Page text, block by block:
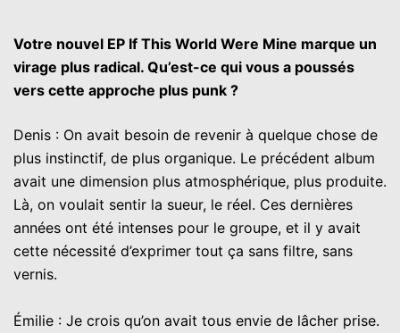
Votre nouvel EP If This World Were Mine marque un
virage plus radical. Qu’est-ce qui vous a poussés
vers cette approche plus punk ?
Denis : On avait besoin de revenir à quelque chose de
plus instinctif, de plus organique. Le précédent album
avait une dimension plus atmosphérique, plus produite.
Là, on voulait sentir la sueur, le réel. Ces dernières
années ont été intenses pour le groupe, et il y avait
cette nécessité d’exprimer tout ça sans filtre, sans
vernis.
Émilie : Je crois qu’on avait tous envie de lâcher prise.